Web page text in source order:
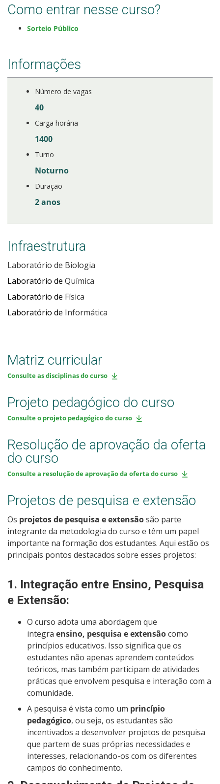
Como entrar nesse curso?
Sorteio Público
Informações
Número de vagas
40
Carga horária
1400
Turno
Noturno
Duração
2 anos
Infraestrutura
Laboratório de Biologia
Laboratório de Química
Laboratório de Física
Laboratório de Informática
Matriz curricular
Consulte as disciplinas do curso
Projeto pedagógico do curso
Consulte o projeto pedagógico do curso
Resolução de aprovação da oferta
do curso
Consulte a resolução de aprovação da oferta do curso
Projetos de pesquisa e extensão
Os projetos de pesquisa e extensãosão parte
integrante da metodologia do curso e têm um papel
importante na formação dos estudantes. Aqui estão os
principais pontos destacados sobre esses projetos:
1. Integração entre Ensino, Pesquisa
e Extensão:
O curso adota uma abordagem que
integra ensino, pesquisa e extensãocomo
princípios educativos. Isso significa que os
estudantes não apenas aprendem conteúdos
teóricos, mas também participam de atividades
práticas que envolvem pesquisa e interação com a
comunidade.
A pesquisa é vista como um princípio
pedagógico, ou seja, os estudantes são
incentivados a desenvolver projetos de pesquisa
que partem de suas próprias necessidades e
interesses, relacionando-os com os diferentes
campos do conhecimento.